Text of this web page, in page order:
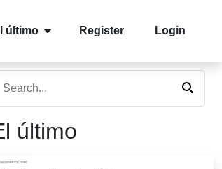
último Register Login
último